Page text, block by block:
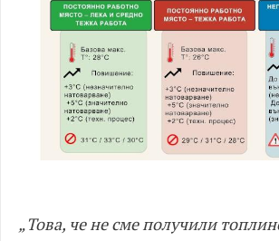
„Това, че не сме получили